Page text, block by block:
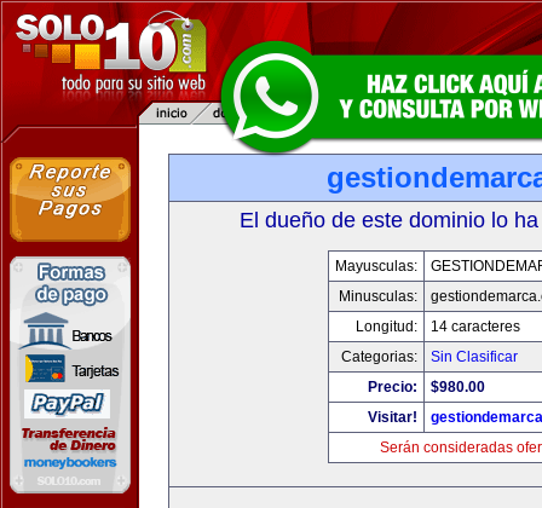
El dueño de este dominio lo
Mayusculas:
Minusculas:
Longitud:
14 caracteres
Categorias:
Sin Clasificar
Precio:
$980.00
Visitar!
Serán consideradas